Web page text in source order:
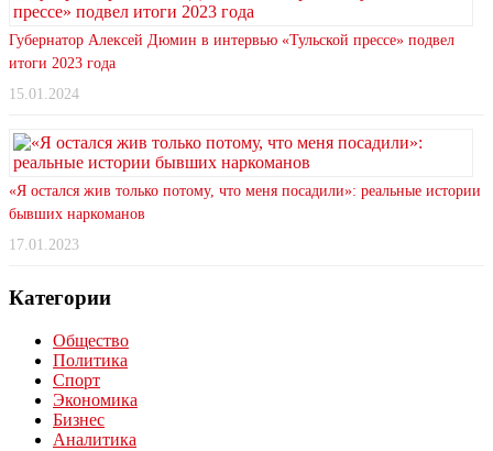
Губернатор Алексей Дюмин в интервью «Тульской прессе» подвел
итоги 2023 года
15.01.2024
«Я остался жив только потому, что меня посадили»: реальные истории
бывших наркоманов
17.01.2023
Категории
Общество
Политика
Спорт
Экономика
Бизнес
Аналитика